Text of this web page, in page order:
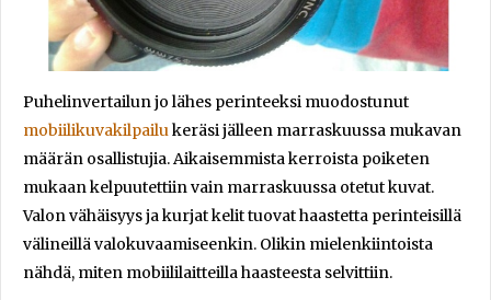
Puhelinvertailun jo lähes perinteeksi muodostunut
mobiilikuvakilpailukeräsi jälleen marraskuussa mukavan
määrän osallistujia. Aikaisemmista kerroista poiketen
mukaan kelpuutettiin vain marraskuussa otetut kuvat.
Valon vähäisyys ja kurjat kelit tuovat haastetta perinteisillä
välineillä valokuvaamiseenkin. Olikin mielenkiintoista
nähdä, miten mobiililaitteilla haasteesta selvittiin.